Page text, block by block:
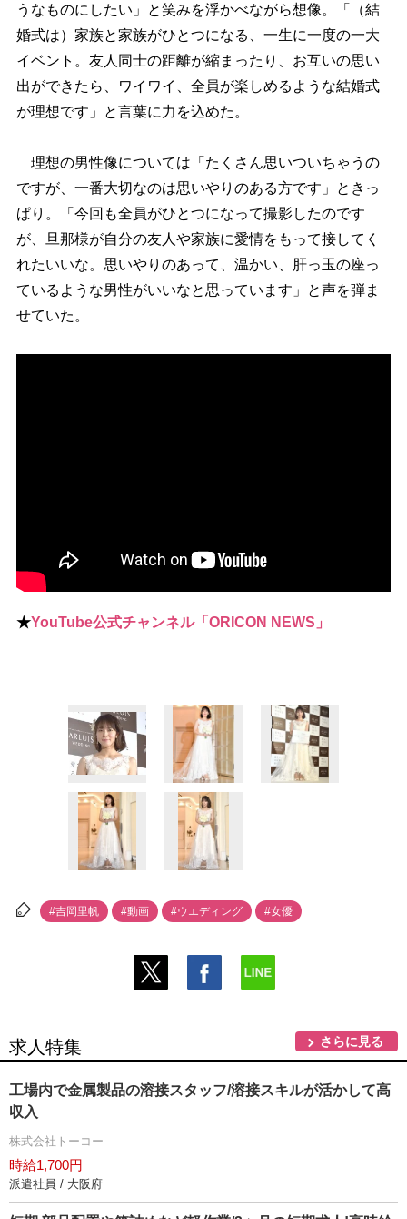
うなものにしたい」と笑みを浮かべながら想像。「（結
婚式は）家族と家族がひとつになる、一生に一度の一大
イベント。友人同士の距離が縮まったり、お互いの思い
出ができたら、ワイワイ、全員が楽しめるような結婚式
が理想です」と言葉に力を込めた。
理想の男性像については「たくさん思いついちゃうの
ですが、一番大切なのは思いやりのある方です」ときっ
ぱり。「今回も全員がひとつになって撮影したのです
が、旦那様が自分の友人や家族に愛情をもって接してく
れたいいな。思いやりのあって、温かい、肝っ玉の座っ
ているような男性がいいなと思っています」と声を弾ま
せていた。
★YouTube公式チャンネル「ORICON NEWS」
#吉岡里帆 #動画 #ウエディング #女優
求人特集 さらに見る
工場内で金属製品の溶接スタッフ/溶接スキルが活かして高
収入
株式会社トーコー
時給1,700円
派遣社員 / 大阪府